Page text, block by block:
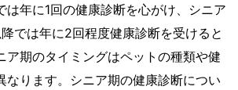
は年に1回の健康診断を心がけ、シニア
では年に2回程度健康診断を受けると
ア期のタイミングはペットの種類や健
なります。シニア期の健康診断につい